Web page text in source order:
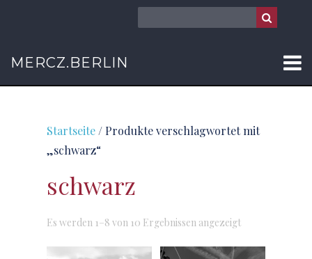
MERCZ.BERLIN
Startseite / Produkte verschlagwortet mit
„schwarz“
schwarz
Es werden 1–8 von 10 Ergebnissen angezeigt
by